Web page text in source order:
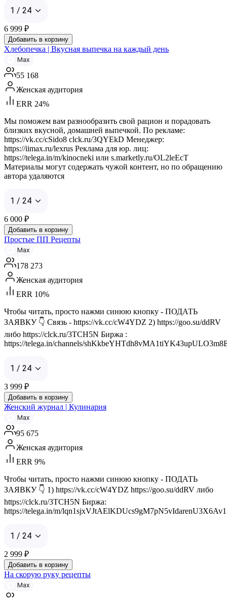
1 / 24
6 999 ₽
Добавить в корзину
Хлебопечка | Вкусная выпечка на каждый день
Max
55 168
Женская аудитория
ERR 24%
Мы поможем вам разнообразить свой рацион и порадовать
близких вкусной, домашней выпечкой. По рекламе:
https://vk.cc/cSido8 clck.ru/3QYEkD Менеджер:
https://iimax.ru/lexrus Реклама для юр. лиц:
https://telega.in/m/kinocneki или s.marketly.ru/OL2leEcT
Материалы могут содержать чужой контент, но по обращению
автора удаляются
1 / 24
6 000 ₽
Добавить в корзину
Простые ПП Рецепты
Max
178 273
Женская аудитория
ERR 10%
Чтобы читать, просто нажми синюю кнопку - ПОДАТЬ
ЗАЯВКУ 👇 Связь - https://vk.cc/cW4YDZ 2) https://goo.su/ddRV
либо https://clck.ru/3TCH5N Биржа :
https://telega.in/channels/
1 / 24
3 999 ₽
Добавить в корзину
Женский журнал | Кулинария
Max
95 675
Женская аудитория
ERR 9%
Чтобы читать, просто нажми синюю кнопку - ПОДАТЬ
ЗАЯВКУ 👇 1) https://vk.cc/cW4YDZ https://goo.su/ddRV либо
https://clck.ru/3TCH5N Биржа:
https://telega.in/m/
1 / 24
2 999 ₽
Добавить в корзину
На скорую руку рецепты
Max